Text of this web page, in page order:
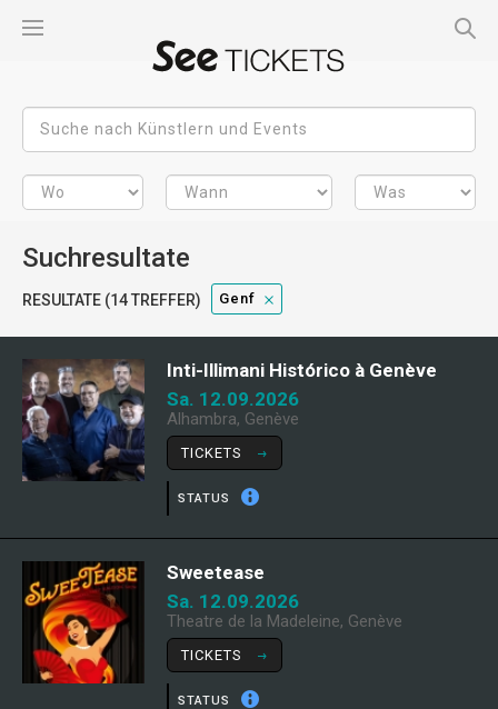
Suchresultate
RESULTATE (14 TREFFER) Genf
Inti-Illimani Histórico à Genève
Sa. 12.09.2026
Alhambra, Genève
TICKETS
STATUS
Sweetease
Sa. 12.09.2026
Theatre de la Madeleine, Genève
TICKETS
STATUS